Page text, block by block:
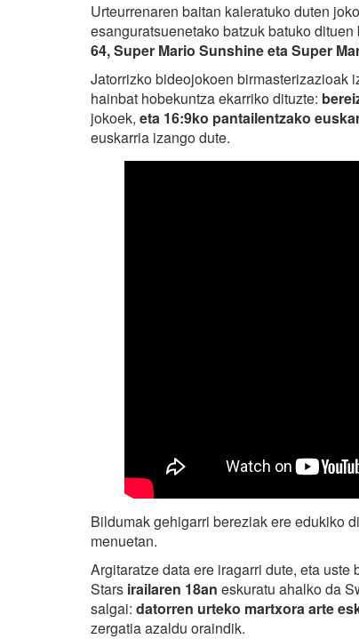
Urteurrenaren baitan kaleratuko duten
esanguratsuenetako batzuk batuko
64, Super Mario Sunshine eta Super
Jatorrizko bideojokoen birmasterizazioak
hainbat hobekuntza ekarriko dituzte:
jokoek, eta 16:9ko pantailentzako
euskarria izango dute.
Bildumak gehigarri bereziak ere edukiko
menuetan.
Argitaratze data ere iragarri dute, eta
Stars irailaren 18an eskuratu ahalko da
salgai: datorren urteko martxora arte
zergatia azaldu oraindik.